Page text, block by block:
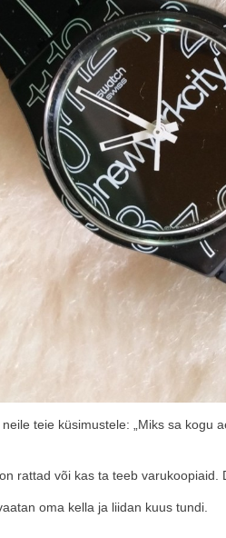
teie küsimustele: „Miks sa kogu
rattad või kas ta teeb varukoopiaid.
oma kella ja liidan kuus tundi.